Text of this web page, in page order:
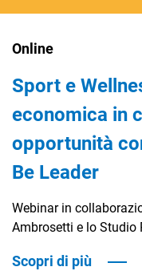
Online
Sport e
economica in
opportunità
Be Leader
Webinar in
Ambrosetti e lo Studio
Scopri di più